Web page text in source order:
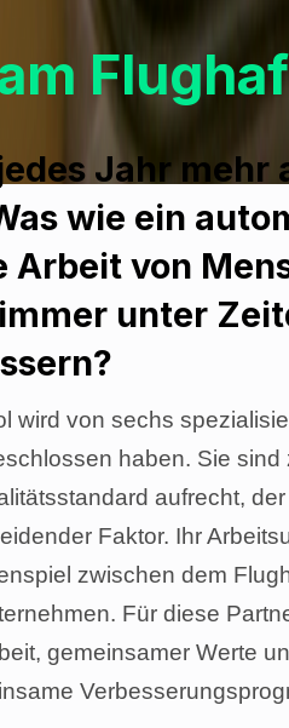
Jahr mehr
wie ein
von
unter
wird von sechs
haben. Sie
aufrecht,
Faktor. Ihr
zwischen dem
Für diese
gemeinsamer Werte